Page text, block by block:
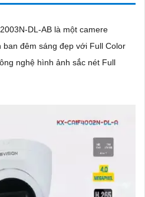
DL-AB là một camere
đêm sáng đẹp với Full Color